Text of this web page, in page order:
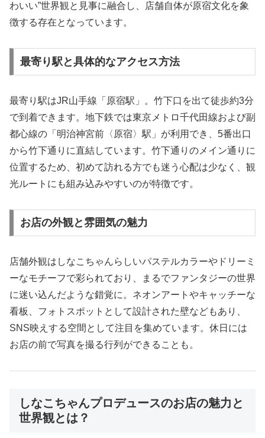
わいい”世界観と見事に融合し、店舗自体が原宿文化を象
徴する存在となっています。
最寄り駅と具体的なアクセス方法
最寄り駅はJR山手線「原宿駅」。竹下口を出て徒歩約3分
で到着できます。地下鉄では東京メトロ千代田線および副
都心線の「明治神宮前〈原宿〉駅」が利用でき、5番出口
から竹下通りに直結しています。竹下通りのメイン通りに
位置するため、初めて訪れる方でも迷う心配は少なく、観
光ルートにも組み込みやすいのが特徴です。
お店の外観と雰囲気の魅力
店舗外観はしなこちゃんらしいパステルカラーやドリーミ
ーなモチーフで彩られており、まるでファンタジーの世界
に迷い込んだような錯覚に。ネオンアートやキャッチーな
看板、フォトスポットとして設計された壁などもあり、
SNS映えする空間として注目を集めています。休日には
お店の前で写真を撮る行列ができることも。
しなこちゃんプロデュースのお店の魅力と
世界観とは？